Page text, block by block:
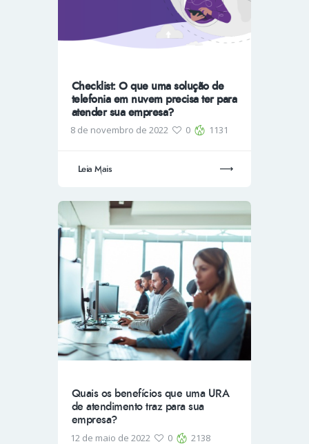
Checklist: O que uma solução de
telefonia em nuvem precisa ter para
atender sua empresa?
8 de novembro de 2022 0 1131
Leia Mais
Quais os benefícios que uma URA
de atendimento traz para sua
empresa?
12 de maio de 2022 0 2138